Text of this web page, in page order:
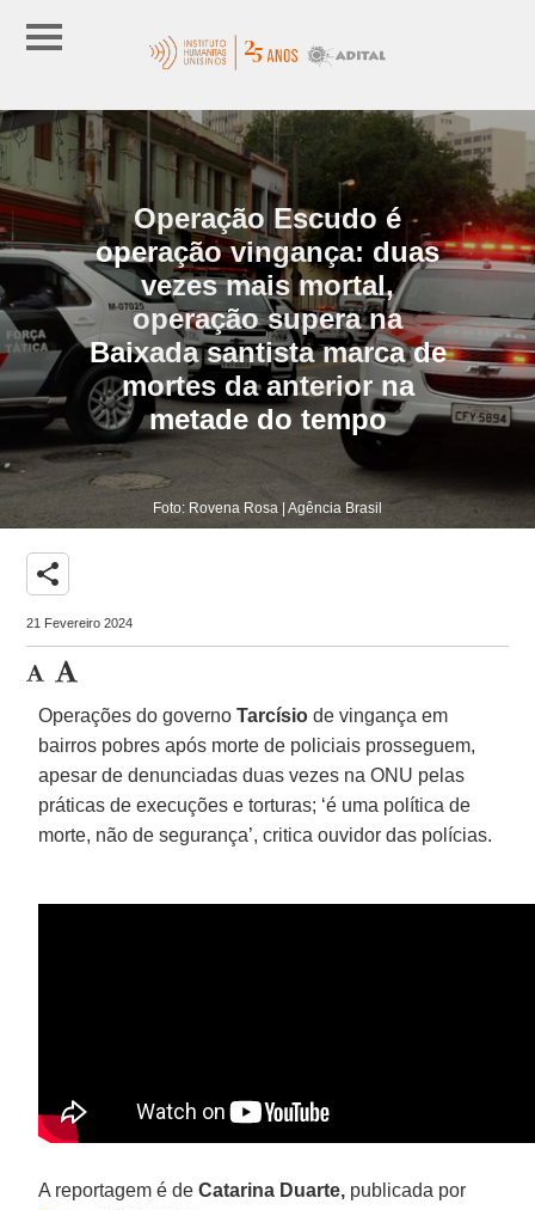
Operação Escudo é
operação vingança: duas
vezes mais mortal,
operação supera na
Baixada santista marca de
mortes da anterior na
metade do tempo
Foto: Rovena Rosa | Agência Brasil
share
21 Fevereiro 2024
Operações do governoTarcísio de vingança em
bairros pobres após morte de policiais prosseguem,
apesar de denunciadas duas vezes na ONU pelas
práticas de execuções e torturas; ‘é uma política de
morte, não de segurança’, critica ouvidor das polícias.
A reportagem é deCatarina Duarte, publicada por